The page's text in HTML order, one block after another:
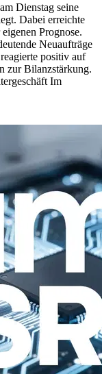
Dienstag seine
Dabei erreichte
Prognose.
Neuaufträge
positiv auf
zur Bilanzstärkung.
Im